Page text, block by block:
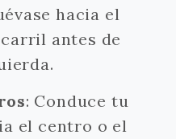
hacia el
antes de
: Conduce tu
el centro o el